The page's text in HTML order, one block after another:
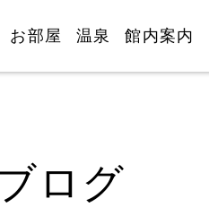
お部屋 温泉 館内案内
ログ